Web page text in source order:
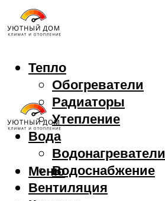
Тепло
Обогреватели
Радиаторы
Утепление
Вода
Водонагреватели
Водоснабжение
Вентиляция
Меню